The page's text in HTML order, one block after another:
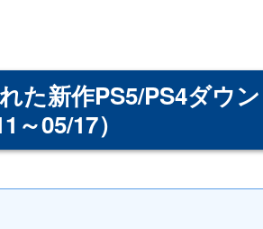
た新作PS5/PS4ダウ
～05/17）